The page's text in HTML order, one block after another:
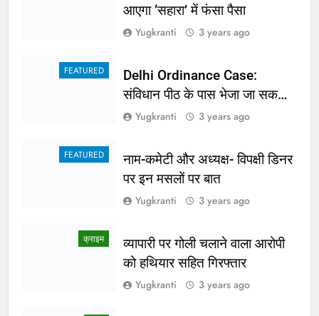
आएगा ‘सहारा’ में फंसा पैसा
Yugkranti 3 years ago
FEATURED
Delhi Ordinance Case:
संविधान पीठ के पास भेजा जा सकता
है अध्यादेश का मामला
Yugkranti 3 years ago
FEATURED
नाम-कमेटी और अध्यक्ष- विपक्षी डिनर
पर इन मसलों पर बात
Yugkranti 3 years ago
क्राइम
व्यापारी पर गोली चलाने वाला आरोपी
को हथियार सहित गिरफ्तार
Yugkranti 3 years ago